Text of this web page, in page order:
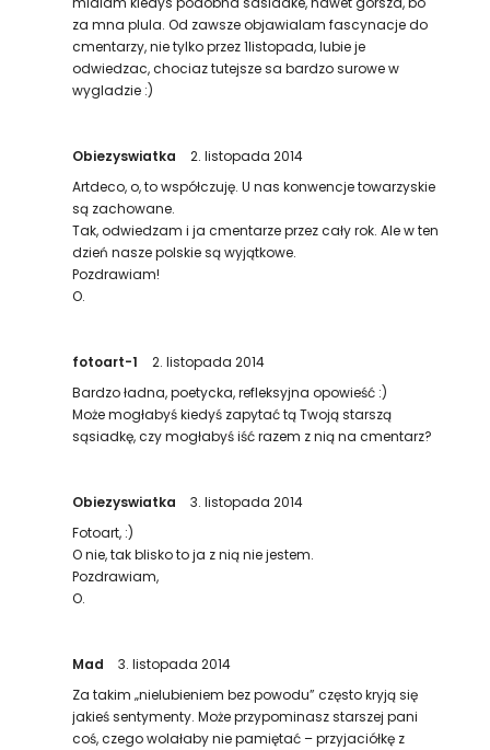
za mna plula. Od zawsze objawialam fascynacje do
cmentarzy, nie tylko przez 1listopada, lubie je
odwiedzac, chociaz tutejsze sa bardzo surowe w
wygladzie :)
Obiezyswiatka
2. listopada 2014
Artdeco, o, to współczuję. U nas konwencje towarzyskie
są zachowane.
Tak, odwiedzam i ja cmentarze przez cały rok. Ale w ten
dzień nasze polskie są wyjątkowe.
Pozdrawiam!
O.
fotoart-1
2. listopada 2014
Bardzo ładna, poetycka, refleksyjna opowieść :)
Może mogłabyś kiedyś zapytać tą Twoją starszą
sąsiadkę, czy mogłabyś iść razem z nią na cmentarz?
Obiezyswiatka
3. listopada 2014
Fotoart, :)
O nie, tak blisko to ja z nią nie jestem.
Pozdrawiam,
O.
Mad
3. listopada 2014
Za takim „nielubieniem bez powodu” często kryją się
jakieś sentymenty. Może przypominasz starszej pani
coś, czego wolałaby nie pamiętać – przyjaciółkę z